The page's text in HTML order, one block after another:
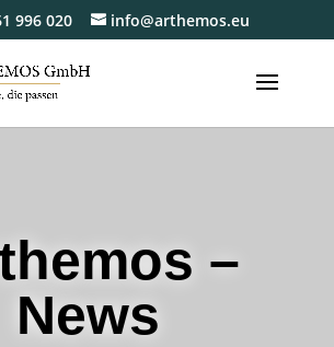
996 020 info@arthemos.eu
–
News